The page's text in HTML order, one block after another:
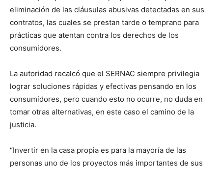
eliminación de las cláusulas abusivas detectadas en sus
contratos, las cuales se prestan tarde o temprano para
prácticas que atentan contra los derechos de los
consumidores.
La autoridad recalcó que el SERNAC siempre privilegia
lograr soluciones rápidas y efectivas pensando en los
consumidores, pero cuando esto no ocurre, no duda en
tomar otras alternativas, en este caso el camino de la
justicia.
“Invertir en la casa propia es para la mayoría de las
personas uno de los proyectos más importantes de sus